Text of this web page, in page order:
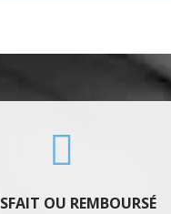
OU REMBOURSÉ